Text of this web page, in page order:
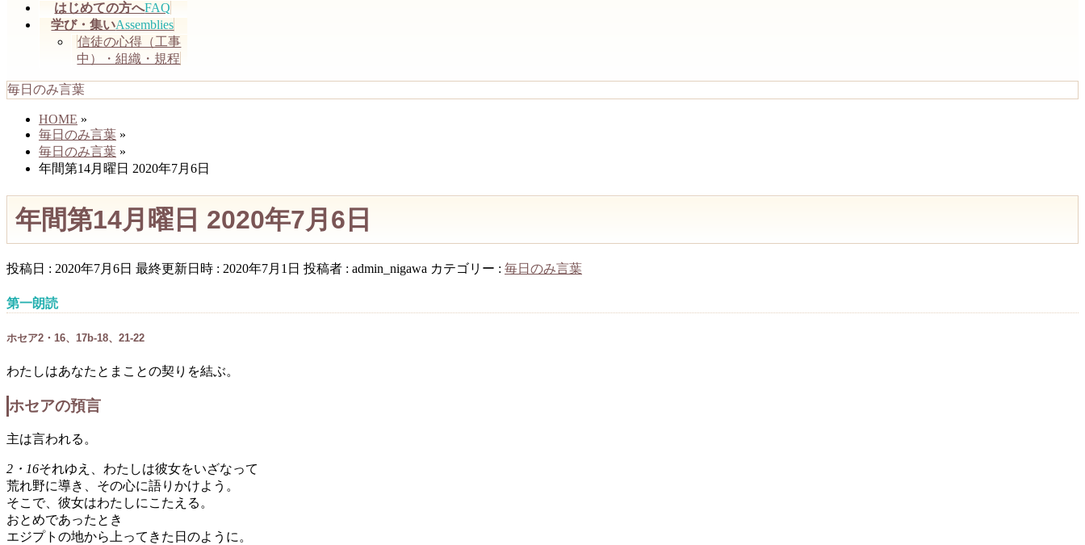
はじめての方へFAQ
学び・集いAssemblies
信徒の心得（工事
中）・組織・規程
毎日のみ言葉
HOME »
毎日のみ言葉 »
毎日のみ言葉 »
年間第14月曜日 2020年7月6日
年間第14月曜日 2020年7月6日
投稿日 : 2020年7月6日 最終更新日時 : 2020年7月1日 投稿者 : admin_nigawa カテゴリー : 毎日のみ言葉
第一朗読
ホセア2・16、17b-18、21-22
わたしはあなたとまことの契りを結ぶ。
ホセアの預言
主は言われる。
2・16それゆえ、わたしは彼女をいざなって
荒れ野に導き、その心に語りかけよう。
そこで、彼女はわたしにこたえる。
おとめであったとき
エジプトの地から上ってきた日のように。